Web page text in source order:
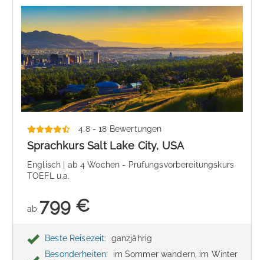
4.8 - 18 Bewertungen
Sprachkurs Salt Lake City, USA
Englisch | ab 4 Wochen - Prüfungsvorbereitungskurs
TOEFL u.a.
ab 799 €
Beste Reisezeit:
ganzjährig
Besonderheiten:
im Sommer wandern, im Winter